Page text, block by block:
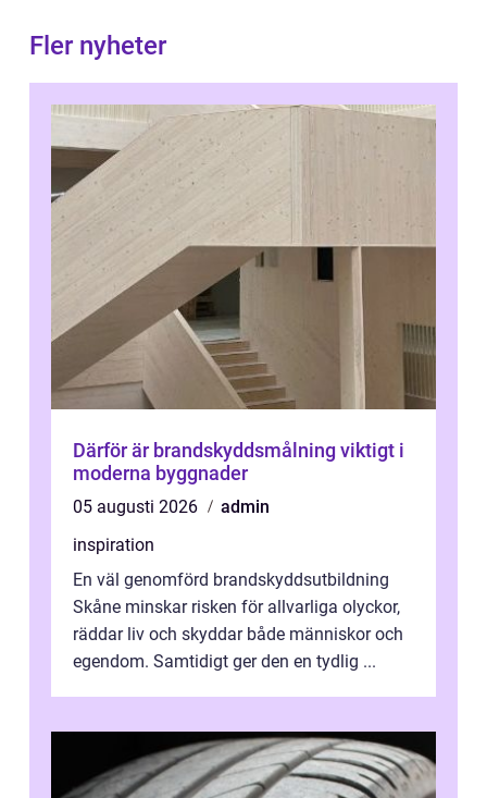
Fler nyheter
Därför är brandskyddsmålning viktigt i
moderna byggnader
05 augusti 2026
admin
inspiration
En väl genomförd brandskyddsutbildning
Skåne minskar risken för allvarliga olyckor,
räddar liv och skyddar både människor och
egendom. Samtidigt ger den en tydlig ...